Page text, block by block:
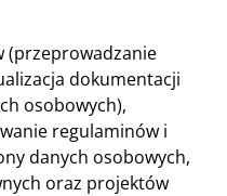
(przeprowadzanie
dokumentacji
osobowych),
regulaminów i
danych osobowych,
oraz projektów